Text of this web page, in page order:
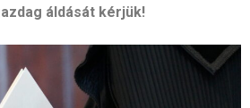
áldását kérjük!